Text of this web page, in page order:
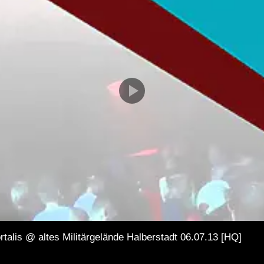
@ altes Militärgelände Halberstadt 06.07.13 [HQ]